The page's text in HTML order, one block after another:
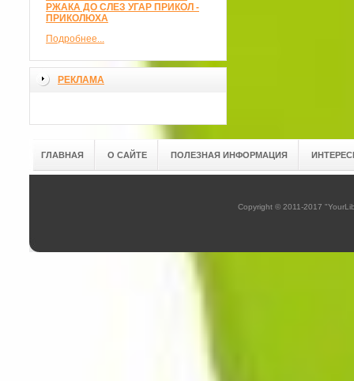
РЖАКА ДО СЛЕЗ УГАР ПРИКОЛ -
ПРИКОЛЮХА
Подробнее...
РЕКЛАМА
ГЛАВНАЯ О САЙТЕ ПОЛЕЗНАЯ ИНФОРМАЦИЯ
Copyright © 2011-2017